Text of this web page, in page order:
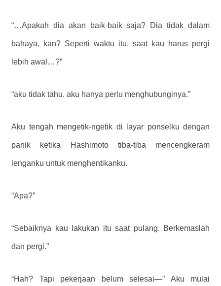
“…Apakah dia akan baik-baik saja? Dia tidak dalam
bahaya, kan? Seperti waktu itu, saat kau harus pergi
lebih awal…?”
“aku tidak tahu. aku hanya perlu menghubunginya.”
Aku tengah mengetik-ngetik di layar ponselku dengan
panik ketika Hashimoto tiba-tiba mencengkeram
lenganku untuk menghentikanku.
“Apa?”
“Sebaiknya kau lakukan itu saat pulang. Berkemaslah
dan pergi.”
“Hah? Tapi pekerjaan belum selesai—” Aku mulai